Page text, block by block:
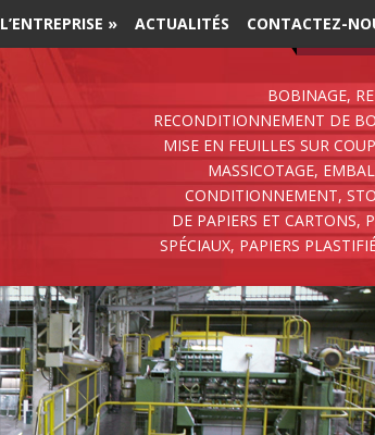
L’ENTREPRISE » ACTUALITÉS CONTACTEZ-
BOBINAGE,
RECONDITIONNEMENT DE
MISE EN FEUILLES SUR
MASSICOTAGE,
CONDITIONNEMENT,
DE PAPIERS ET CARTONS,
SPÉCIAUX, PAPIERS